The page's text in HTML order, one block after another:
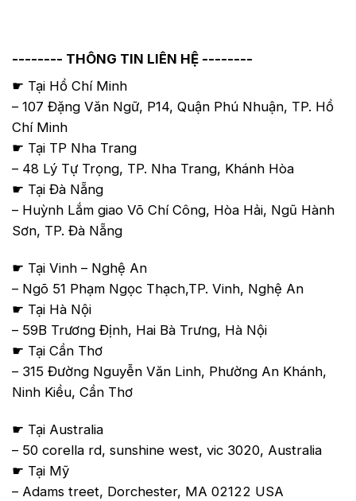
-------- THÔNG TIN LIÊN HỆ --------
☛ Tại Hồ Chí Minh
– 107 Đặng Văn Ngữ, P14, Quận Phú Nhuận, TP. Hồ
Chí Minh
☛ Tại TP Nha Trang
– 48 Lý Tự Trọng, TP. Nha Trang, Khánh Hòa
☛ Tại Đà Nẵng
– Huỳnh Lắm giao Võ Chí Công, Hòa Hải, Ngũ Hành
Sơn, TP. Đà Nẵng
☛ Tại Vinh – Nghệ An
– Ngõ 51 Phạm Ngọc Thạch,TP. Vinh, Nghệ An
☛ Tại Hà Nội
– 59B Trương Định, Hai Bà Trưng, Hà Nội
☛ Tại Cần Thơ
– 315 Đường Nguyễn Văn Linh, Phường An Khánh,
Ninh Kiều, Cần Thơ
☛ Tại Australia
– 50 corella rd, sunshine west, vic 3020, Australia
☛ Tại Mỹ
– Adams treet, Dorchester, MA 02122 USA